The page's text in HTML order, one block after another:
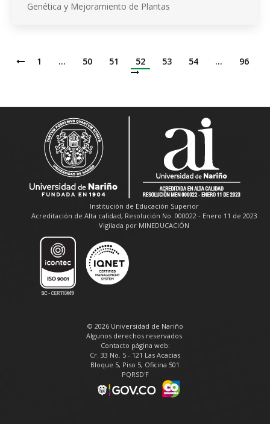
Genética y Mejoramiento de Plantas
1 … 50 51 52 53 54 … 96
Institución de Educación Superior
Acreditación de Alta calidad, Resolución No. 000022 - Enero 11 de 2023
Vigilada por MINEDUCACIÓN
© 2026 Universidad de Nariño
Algunos derechos reservados.
Contacto página web:
Cr. 33 No. 5 - 121 Las Acacias
Bloque 5, Piso 5, Oficina 501
PQRSD'F